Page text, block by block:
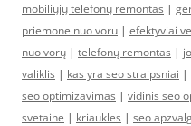
mobiliųjų telefonų remontas |
priemone nuo voru | efektyviai
nuo vorų | telefonų remontas |
valiklis | kas yra seo straipsniai |
seo optimizavimas | vidinis seo
svetaine | kriaukles | seo